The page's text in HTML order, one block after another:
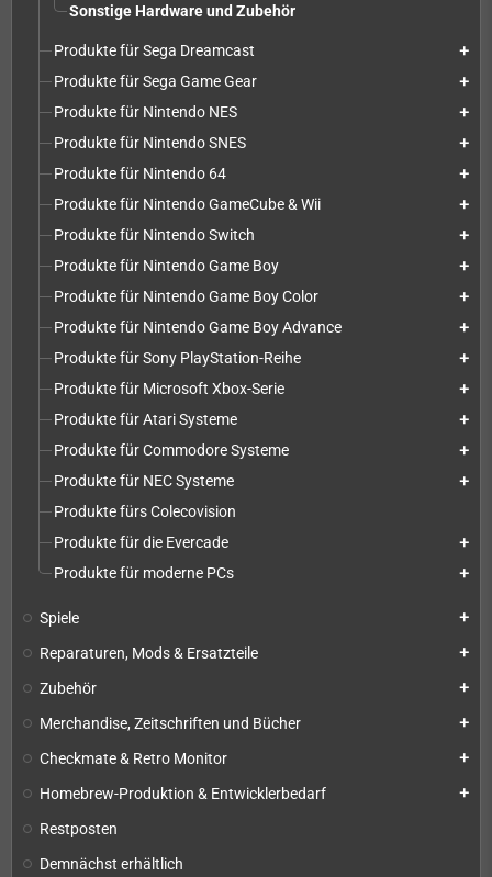
Sonstige Hardware und Zubehör
Produkte für Sega Dreamcast add
Produkte für Sega Game Gear add
Produkte für Nintendo NES add
Produkte für Nintendo SNES add
Produkte für Nintendo 64 add
Produkte für Nintendo GameCube & Wii add
Produkte für Nintendo Switch add
Produkte für Nintendo Game Boy add
Produkte für Nintendo Game Boy Color add
Produkte für Nintendo Game Boy Advance add
Produkte für Sony PlayStation-Reihe add
Produkte für Microsoft Xbox-Serie add
Produkte für Atari Systeme add
Produkte für Commodore Systeme add
Produkte für NEC Systeme add
Produkte fürs Colecovision
Produkte für die Evercade
add
Produkte für moderne PCs add
Spiele add
Reparaturen, Mods & Ersatzteile add
Zubehör add
Merchandise, Zeitschriften und Bücher add
Checkmate & Retro Monitor add
Homebrew-Produktion & Entwicklerbedarf add
Restposten
Demnächst erhältlich